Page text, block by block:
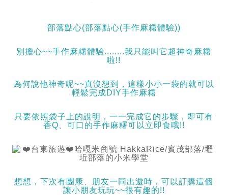
部落點心(部落點心(手作麻糬體驗))
別擔心~~手作麻糬體驗........我只能叫它超神奇麻糬
啦!!
為何說他神奇呢~~真沒想到，這樣小小一袋的就可以
輕鬆完成DIY手作麻糬
只要依照袋子上的說明，一一完成它的步驟，即可有
香Q、可口的手作麻糬可以立即食哦!!
想想，下次有團康、朋友一同出遊時，可以訂購這個
讓小朋友玩玩~~很有趣的!!